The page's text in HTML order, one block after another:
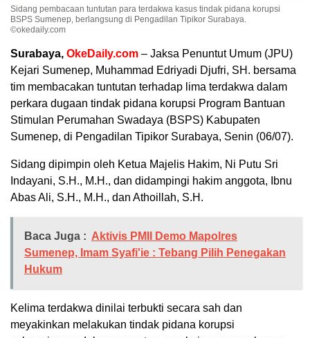
Sidang pembacaan tuntutan para terdakwa kasus tindak pidana korupsi
BSPS Sumenep, berlangsung di Pengadilan Tipikor Surabaya.
©okedaily.com
Surabaya, OkeDaily.com – Jaksa Penuntut Umum (JPU)
Kejari Sumenep, Muhammad Edriyadi Djufri, SH. bersama
tim membacakan tuntutan terhadap lima terdakwa dalam
perkara dugaan tindak pidana korupsi Program Bantuan
Stimulan Perumahan Swadaya (BSPS) Kabupaten
Sumenep, di Pengadilan Tipikor Surabaya, Senin (06/07).
Sidang dipimpin oleh Ketua Majelis Hakim, Ni Putu Sri
Indayani, S.H., M.H., dan didampingi hakim anggota, Ibnu
Abas Ali, S.H., M.H., dan Athoillah, S.H.
Baca Juga : Aktivis PMII Demo Mapolres
Sumenep, Imam Syafi'ie : Tebang Pilih Penegakan
Hukum
Kelima terdakwa dinilai terbukti secara sah dan
meyakinkan melakukan tindak pidana korupsi